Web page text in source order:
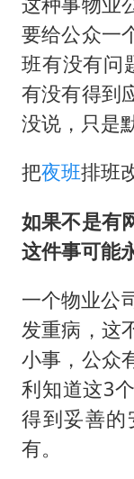
要给公众一
班有没有问
有没有得到
没说，只是
把夜班排班
如果不是有
这件事可能
一个物业公
发重病，这
小事，公众
利知道这3
得到妥善
有。